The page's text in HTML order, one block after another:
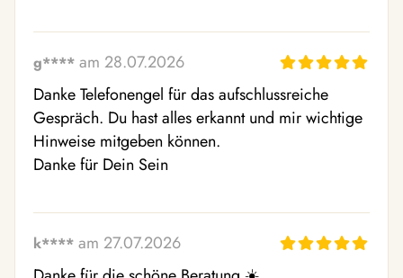
g**** am 28.07.2026
Danke Telefonengel für das aufschlussreiche
Gespräch. Du hast alles erkannt und mir wichtige
Hinweise mitgeben können.
Danke für Dein Sein
k**** am 27.07.2026